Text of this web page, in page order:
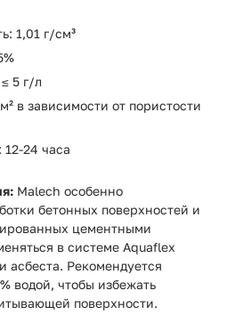
1,01 г/см³
5 г/л
в зависимости от пористости
24 часа
Malech особенно
бетонных поверхностей и
цементными
в системе Aquaflex
асбеста. Рекомендуется
водой, чтобы избежать
поверхности.